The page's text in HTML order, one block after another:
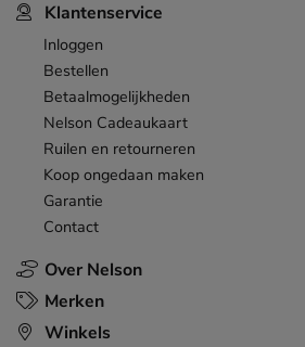
Over Nelson
Klantenservice
Inloggen
Bestellen
Betaalmogelijkheden
Nelson Cadeaukaart
Ruilen en retourneren
Koop ongedaan maken
Garantie
Contact
Merken
Winkels